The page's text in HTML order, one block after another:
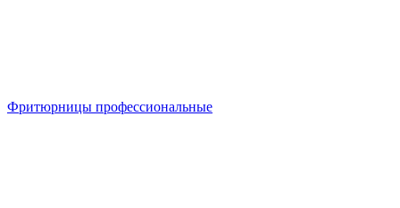
Фритюрницы профессиональные